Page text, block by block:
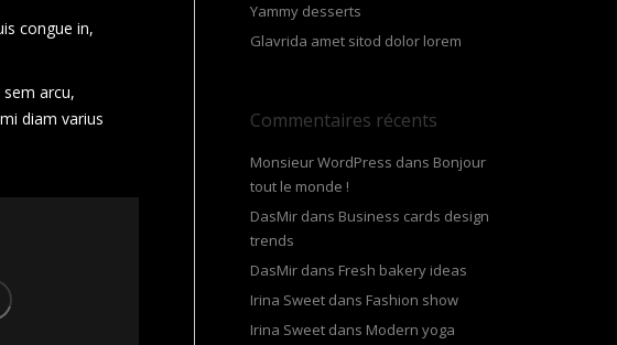
congue in,
arcu,
diam varius
Yammy desserts
Glavrida amet sitod dolor lorem
Commentaires récents
Monsieur WordPress dans Bonjour
tout le monde !
DasMir dans Business cards design
trends
DasMir dans Fresh bakery ideas
Irina Sweet dans Fashion show
Irina Sweet dans Modern yoga